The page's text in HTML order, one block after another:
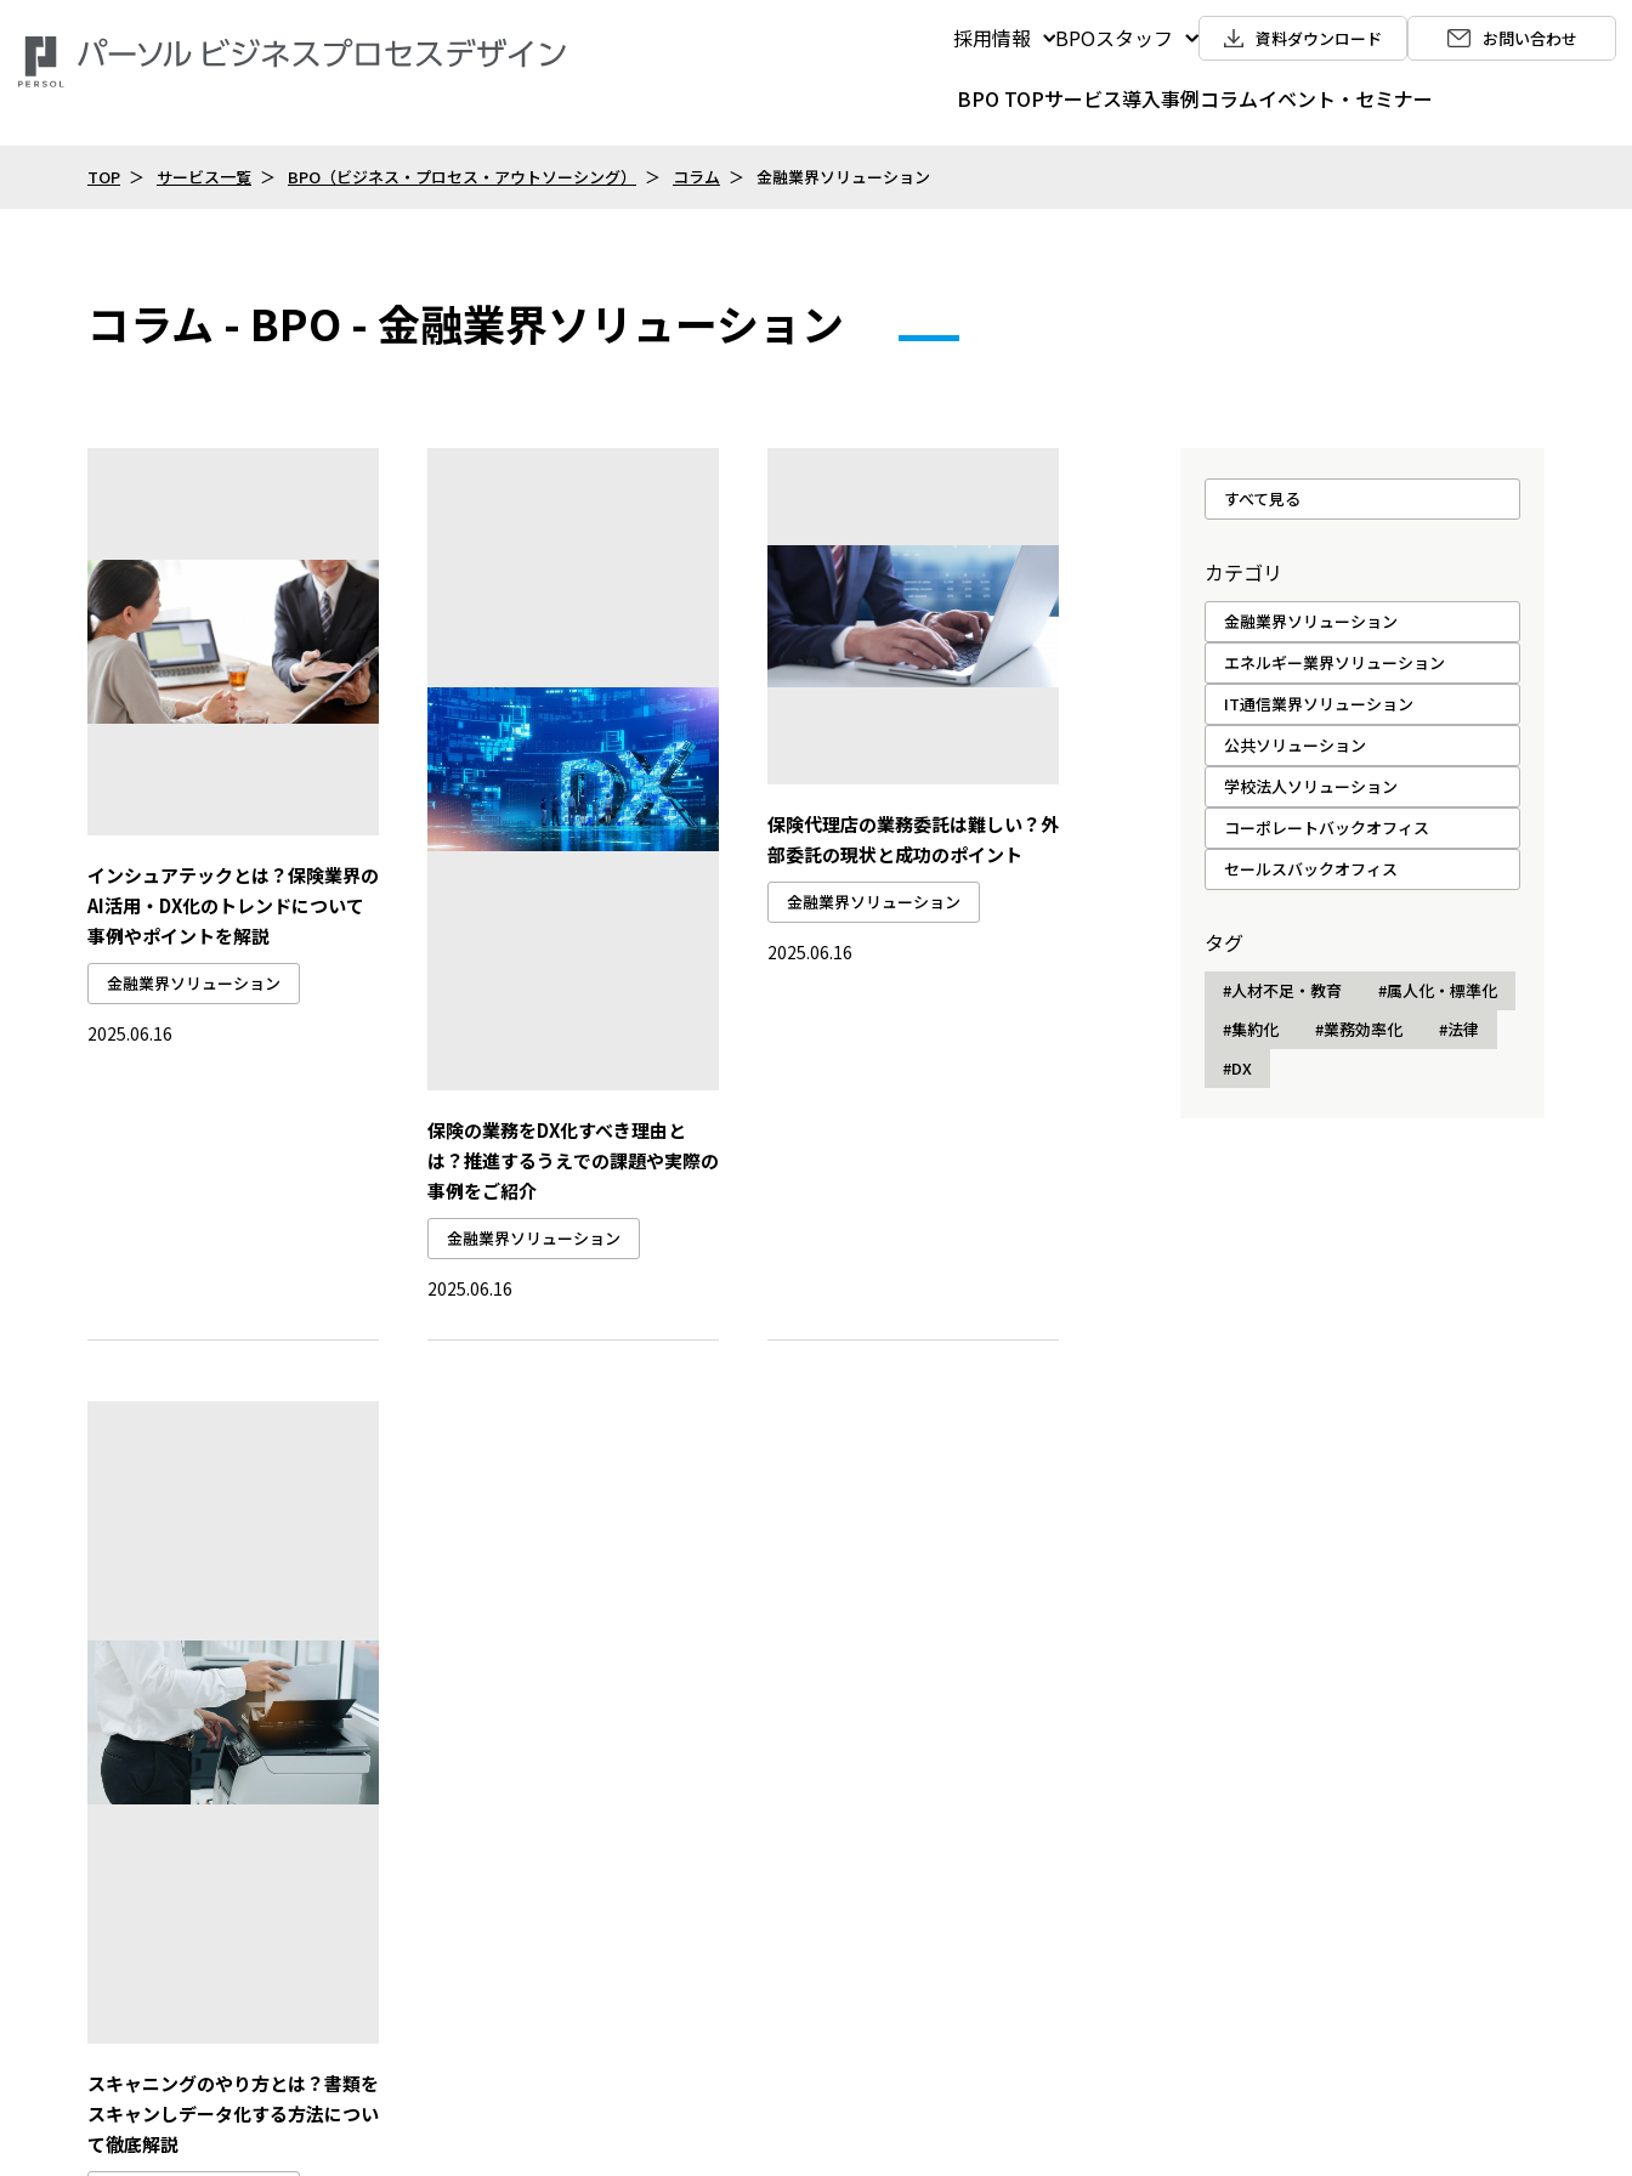
採用情報 BPOスタッフ 資料ダウンロード お問い合わせ
BPO TOPサービス導入事例コラムイベント・セミナー
TOP サービス一覧 BPO（ビジネス・プロセス・アウトソーシング） コラム 金融業界ソリューション
コラム - BPO - 金融業界ソリューション
インシュアテックとは？保険業界の
AI活用・DX化のトレンドについて
事例やポイントを解説
金融業界ソリューション
2025.06.16
保険の業務をDX化すべき理由と
は？推進するうえでの課題や実際の
事例をご紹介
金融業界ソリューション
2025.06.16
保険代理店の業務委託は難しい？外
部委託の現状と成功のポイント
金融業界ソリューション
2025.06.16
スキャニングのやり方とは？書類を
スキャンしデータ化する方法につい
て徹底解説
すべて見る
カテゴリ
金融業界ソリューション
エネルギー業界ソリューション
IT通信業界ソリューション
公共ソリューション
学校法人ソリューション
コーポレートバックオフィス
セールスバックオフィス
タグ
#人材不足・教育
#属人化・標準化
#集約化
#業務効率化
#法律
#DX